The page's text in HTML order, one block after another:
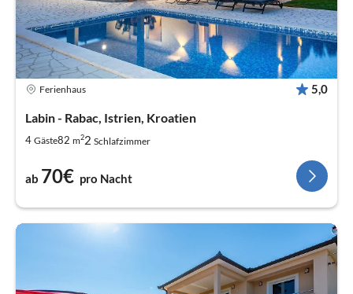
Ferienhaus 5,0
Labin - Rabac, Istrien, Kroatien
4 Gäste82 m22 Schlafzimmer
ab 70€ pro Nacht